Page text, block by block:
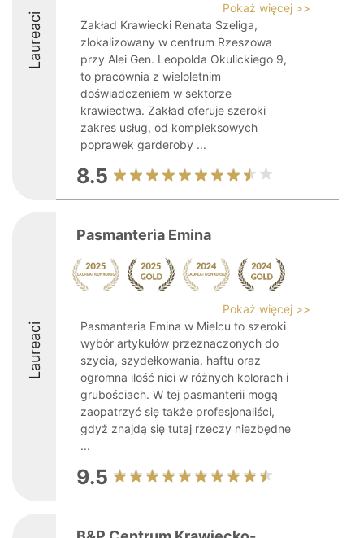
Laureaci
Pokaż więcej >>
Zakład Krawiecki Renata Szeliga,
zlokalizowany w centrum Rzeszowa
przy Alei Gen. Leopolda Okulickiego 9,
to pracownia z wieloletnim
doświadczeniem w sektorze
krawiectwa. Zakład oferuje szeroki
zakres usług, od kompleksowych
poprawek garderoby ...
8.5
Laureaci
Pasmanteria Emina
Pokaż więcej >>
Pasmanteria Emina w Mielcu to szeroki
wybór artykułów przeznaczonych do
szycia, szydełkowania, haftu oraz
ogromna ilość nici w różnych kolorach i
grubościach. W tej pasmanterii mogą
zaopatrzyć się także profesjonaliści,
gdyż znajdą się tutaj rzeczy niezbędne
...
9.5